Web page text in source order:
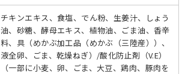
チキンエキス、食塩、でん粉、生姜汁、しょう
油、砂糖、酵母エキス、植物油、ごま油、香辛
料、具（めかぶ加工品（めかぶ（三陸産））、
液全卵、ごま、乾燥ねぎ）/酸化防止剤（V.E）
（一部に小麦、卵、ごま、大豆、鶏肉、豚肉を